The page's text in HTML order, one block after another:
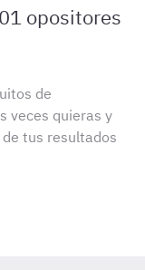
opositores
de
veces quieras y
tus resultados